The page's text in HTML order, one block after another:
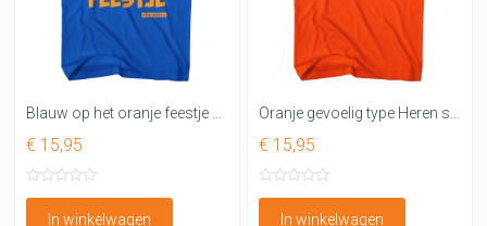
€ 15,95
In winkelwagen
€ 15,95
In winkelwagen